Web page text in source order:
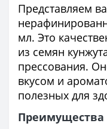
Представляем
мл. Это
из семян
прессования.
вкусом и
полезных для
Преимущества